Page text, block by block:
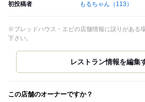
初投稿者 もるちゃん （113）
※ブレッドハウス・エピの店舗情報に誤りがある
下さい。
この店舗のオーナーですか？